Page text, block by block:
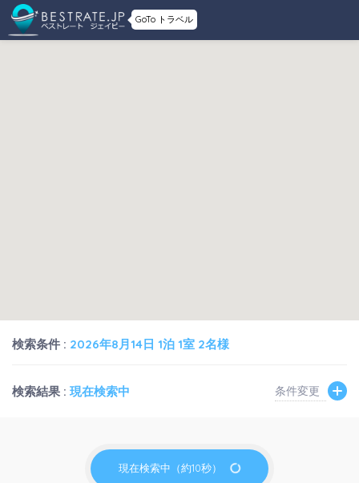
GoTo トラベル
検索条件 : 2026年8月14日 1泊 1室 2名様
検索結果 : 現在検索中 条件変更
現在検索中（約10秒）